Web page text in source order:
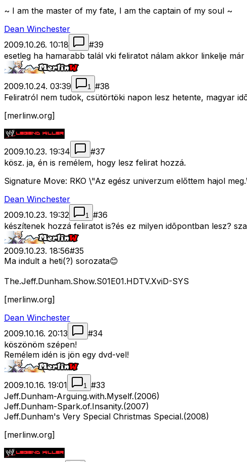
~ I am the master of my fate, I am the captain of my soul ~
Dean Winchester
2009.10.26. 10:18
#39
esetleg ha hamarabb talál vki feliratot nálam akkor linkelje már
2009.10.24. 03:39 1 #38
Feliratról nem tudok, csütörtöki napon lesz hetente, magyar
[merlinw.org]
2009.10.23. 19:34 #37
kösz. ja, én is remélem, hogy lesz felirat hozzá.
Signature Move: RKO \"Az egész univerzum előttem hajol
Dean Winchester
2009.10.23. 19:32
1 #36
készítenek hozzá feliratot is?és ez milyen idõpontban lesz?
2009.10.23. 18:56#35
Ma indult a heti(?) sorozata😊
The.Jeff.Dunham.Show.S01E01.HDTV.XviD-SYS
[merlinw.org]
Dean Winchester
2009.10.16. 20:13
#34
köszönöm szépen!
Remélem idén is jön egy dvd-vel!
2009.10.16. 19:01 1 #33
Jeff.Dunham-Arguing.with.Myself.(2006)
Jeff.Dunham-Spark.of.Insanity.(2007)
Jeff.Dunham's Very Special Christmas Special.(2008)
[merlinw.org]